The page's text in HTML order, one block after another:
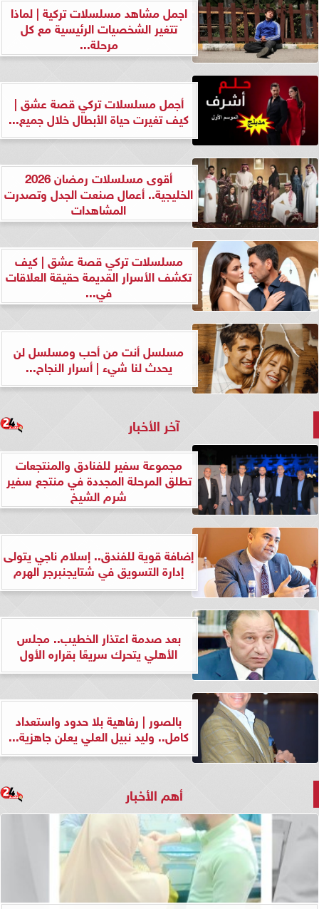
اجمل مشاهد مسلسلات تركية | لماذا
تتغير الشخصيات الرئيسية مع كل
مرحلة...
أجمل مسلسلات تركي قصة عشق |
كيف تغيرت حياة الأبطال خلال جميع...
أقوى مسلسلات رمضان 2026
الخليجية.. أعمال صنعت الجدل وتصدرت
المشاهدات
مسلسلات تركي قصة عشق | كيف
تكشف الأسرار القديمة حقيقة العلاقات
في...
مسلسل أنت من أحب ومسلسل لن
يحدث لنا شيء | أسرار النجاح...
آخر الأخبار
مجموعة سفير للفنادق والمنتجعات
تطلق المرحلة المجددة في منتجع سفير
شرم الشيخ
إضافة قوية للفندق.. إسلام ناجي يتولى
إدارة التسويق في شتايجنبرجر الهرم
بعد صدمة اعتذار الخطيب.. مجلس
الأهلي يتحرك سريعًا بقراره الأول
بالصور | رفاهية بلا حدود واستعداد
كامل.. وليد نبيل العلي يعلن جاهزية...
أهم الأخبار